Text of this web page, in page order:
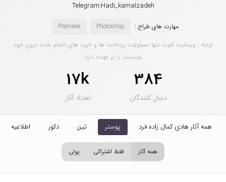
Telegram:Hadi_kamalzadeh
مهارت های طراح : Photoshop
Premiere
توجه : وبسایت قنوت تنها مسئولیت پرداخت ها و خرید های انجام شده درون خود
وبسایت را بر عهده دارد
384
دنبال کنندگان
17k
تعداد آثار
همه آثار هادی کمال زاده فرد پوستر تیزر دکور اطلاعیه
همه آثار فقط اشتراکی پولی